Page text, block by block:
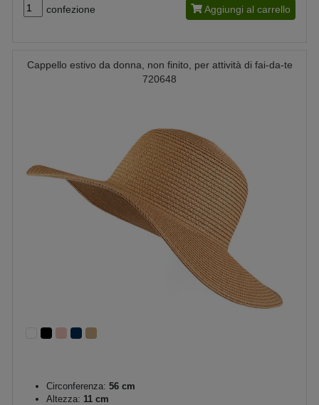
confezione Aggiungi al carrello
Cappello estivo da donna, non finito, per attività di fai-da-te
720648
Circonferenza: 56 cm
Altezza: 11 cm